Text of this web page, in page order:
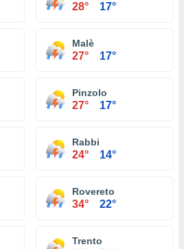
28° 17°
Malè
27° 17°
Pinzolo
27° 17°
Rabbi
24° 14°
Rovereto
34° 22°
Trento